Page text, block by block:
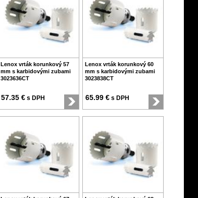
Lenox vrták korunkový 57
mm s karbidovými zubami
3023636CT
57.35 € s DPH
Lenox vrták korunkový 60
mm s karbidovými zubami
3023838CT
65.99 € s DPH